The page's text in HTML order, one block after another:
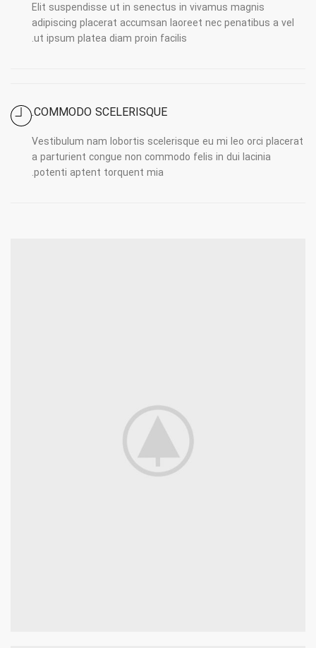
Elit suspendisse ut in senectus in vivamus magnis
adipiscing placerat accumsan laoreet nec penatibus a vel
ut ipsum platea diam proin facilis.
COMMODO SCELERISQUE.
Vestibulum nam lobortis scelerisque eu mi leo orci placerat
a parturient congue non commodo felis in dui lacinia
potenti aptent torquent mia.